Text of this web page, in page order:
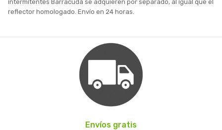
intermitentes Barracuda se adquieren por separado, al igual que el
reflector homologado. Envío en 24 horas.
Envíos gratis